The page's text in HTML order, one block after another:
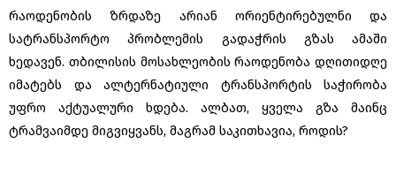
რაოდენობის ზრდაზე არიან ორიენტირებულნი და
სატრანსპორტო პრობლემის გადაჭრის გზას ამაში
ხედავენ. თბილისის მოსახლეობის რაოდენობა დღითიდღე
იმატებს და ალტერნატიული ტრანსპორტის საჭირობა
უფრო აქტუალური ხდება. ალბათ, ყველა გზა მაინც
ტრამვაიმდე მიგვიყვანს, მაგრამ საკითხავია, როდის?